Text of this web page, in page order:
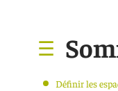
Définir les